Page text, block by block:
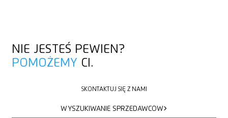
NIE JESTEŚ PEWIEN?
POMOŻEMY CI.
SKONTAKTUJ SIĘ Z NAMI
WYSZUKIWANIE SPRZEDAWCÓW